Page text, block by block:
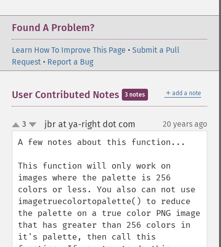
Found A Problem?
Learn How To Improve This Page • Submit a Pull
Request • Report a Bug
＋ add a note
User Contributed Notes 3 notes
up
down
3 jbr at ya-right dot com 20 years ago
A few notes about this function...
This function will only work on
images where the palette is 256
colors or less. You also can not use
imagetruecolortopalette() to reduce
the palette on a true color PNG image
that has greater than 256 colors in
it's palette, then call this